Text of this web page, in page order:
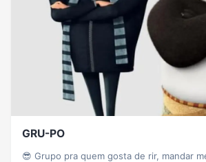
GRU-PO
😎 Grupo pra quem gosta de rir, mandar